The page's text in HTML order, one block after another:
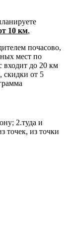
10 км,
почасово,
мест по
входит до 20 км
, скидки от 5
2.туда и
точек, из точки